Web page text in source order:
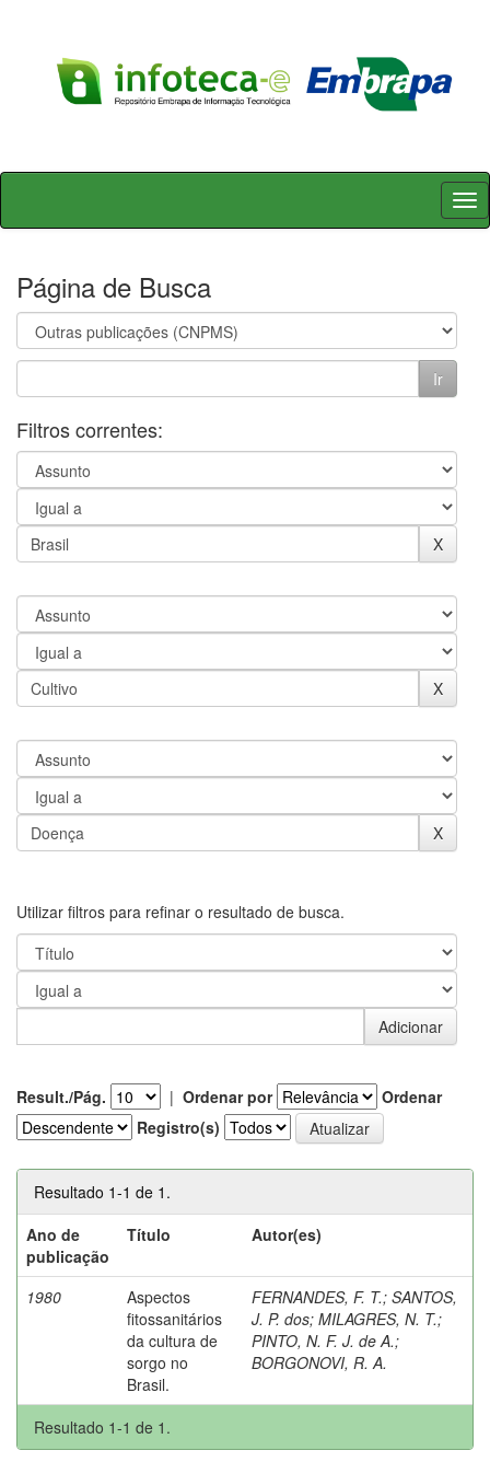
Skip
Página de Busca
Filtros correntes:
Utilizar filtros para refinar o resultado de busca.
Result./Pág. | Ordenar por
Ordenar
Registro(s)
Resultado 1-1 de 1.
Ano de
publicação
Título Autor(es)
1980
Aspectos
fitossanitários
da cultura de
sorgo no
Brasil.
FERNANDES, F. T.; SANTOS,
J. P. dos; MILAGRES, N. T.;
PINTO, N. F. J. de A.;
BORGONOVI, R. A.
Resultado 1-1 de 1.